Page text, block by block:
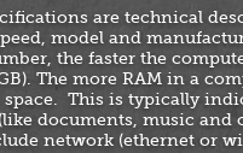
are technical
model and
the faster the
The more RAM in a
space. This is typically
documents, music and
network (ethernet or